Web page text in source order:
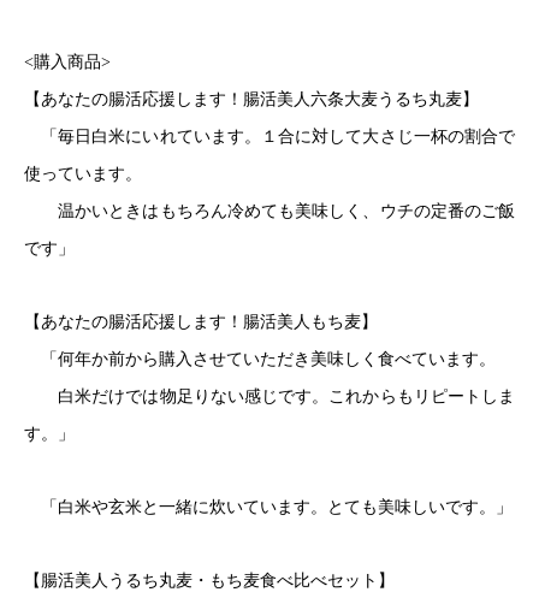
<購入商品>
【あなたの腸活応援します！腸活美人六条大麦うるち丸麦】
「毎日白米にいれています。１合に対して大さじ一杯の割合で
使っています。
温かいときはもちろん冷めても美味しく、ウチの定番のご飯
です」
【あなたの腸活応援します！腸活美人もち麦】
「何年か前から購入させていただき美味しく食べています。
白米だけでは物足りない感じです。これからもリピートしま
す。」
「白米や玄米と一緒に炊いています。とても美味しいです。」
【腸活美人うるち丸麦・もち麦食べ比べセット】